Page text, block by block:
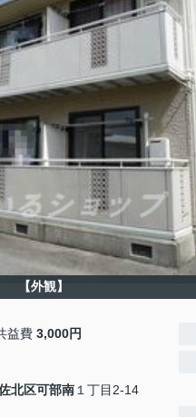
【外観】
益費 3,000円
北区可部南 １丁目2-14